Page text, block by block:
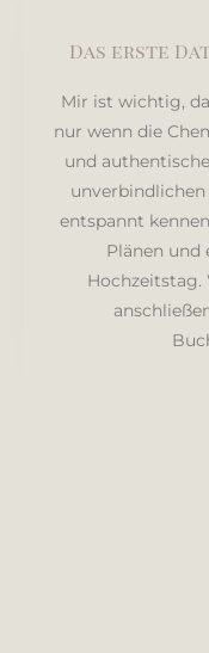
Das erste
Mir ist wichtig,
nur wenn die
und
entspannt
Plänen und
Hochzeitstag.